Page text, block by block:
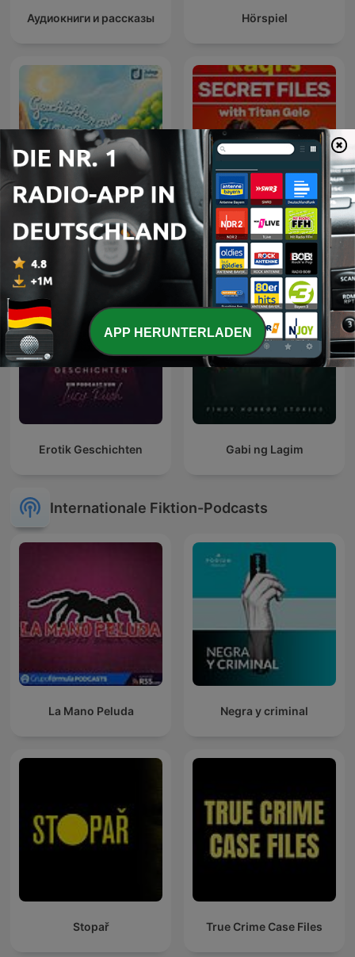
Аудиокниги и рассказы Hörspiel
Geschichten zum
Einschlafen
Raqi’s Secret Files with
Titan Gelo
Erotik Geschichten Gabi ng Lagim
Internationale Fiktion-Podcasts
La Mano Peluda Negra y criminal
Stopař True Crime Case Files
APP HERUNTERLADEN